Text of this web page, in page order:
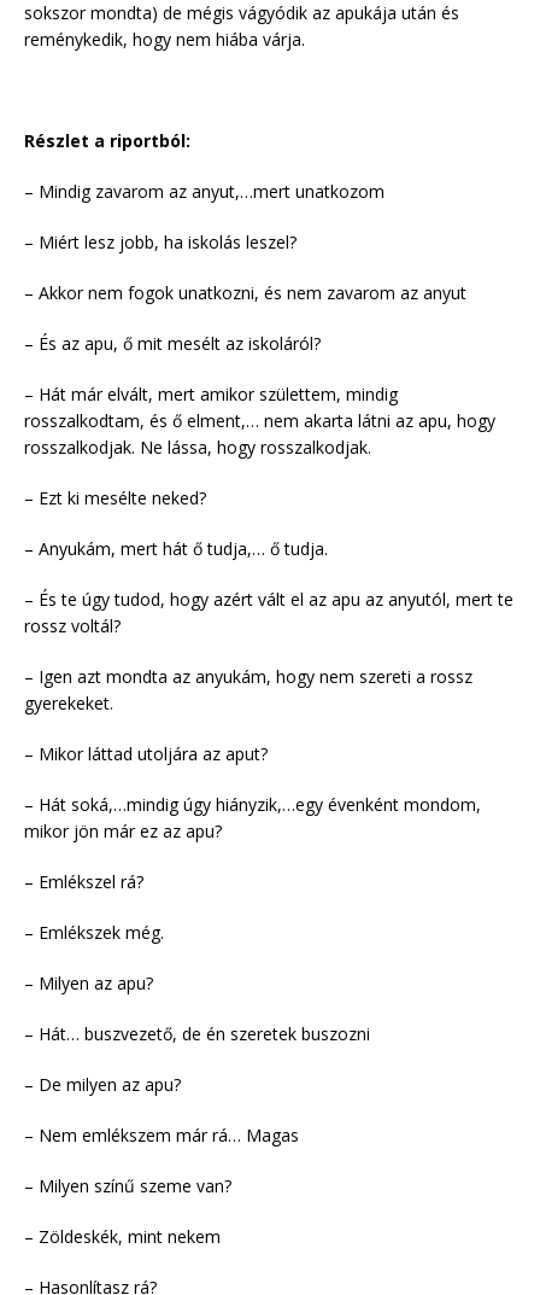
sokszor mondta) de mégis vágyódik az apukája után és
reménykedik, hogy nem hiába várja.
Részlet a riportból:
– Mindig zavarom az anyut,…mert unatkozom
– Miért lesz jobb, ha iskolás leszel?
– Akkor nem fogok unatkozni, és nem zavarom az anyut
– És az apu, ő mit mesélt az iskoláról?
– Hát már elvált, mert amikor születtem, mindig
rosszalkodtam, és ő elment,… nem akarta látni az apu, hogy
rosszalkodjak. Ne lássa, hogy rosszalkodjak.
– Ezt ki mesélte neked?
– Anyukám, mert hát ő tudja,… ő tudja.
– És te úgy tudod, hogy azért vált el az apu az anyutól, mert te
rossz voltál?
– Igen azt mondta az anyukám, hogy nem szereti a rossz
gyerekeket.
– Mikor láttad utoljára az aput?
– Hát soká,…mindig úgy hiányzik,…egy évenként mondom,
mikor jön már ez az apu?
– Emlékszel rá?
– Emlékszek még.
– Milyen az apu?
– Hát… buszvezető, de én szeretek buszozni
– De milyen az apu?
– Nem emlékszem már rá… Magas
– Milyen színű szeme van?
– Zöldeskék, mint nekem
– Hasonlítasz rá?